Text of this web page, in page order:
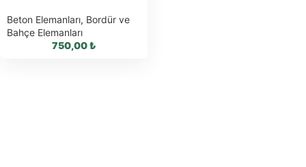
Beton Elemanları, Bordür ve
Bahçe Elemanları
750,00₺